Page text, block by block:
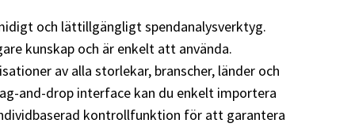
och lättillgängligt spendanalysverktyg.
kunskap och är enkelt att använda.
av alla storlekar, branscher, länder och
and-drop interface kan du enkelt importera
kontrollfunktion för att garantera